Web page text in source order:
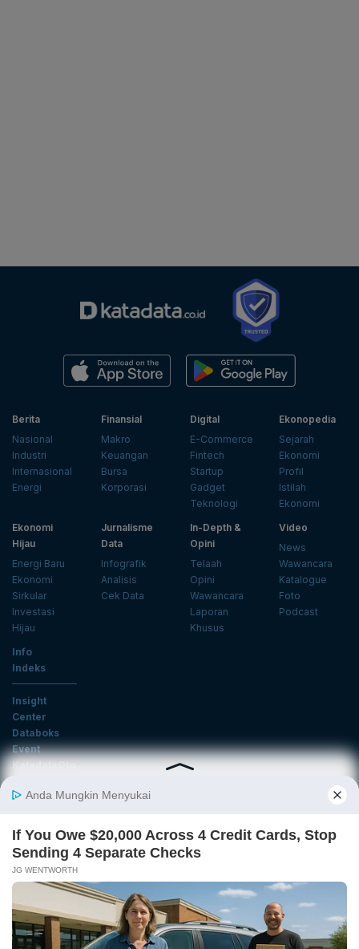
Berita
Nasional
Industri
Internasional
Energi
Finansial
Makro
Keuangan
Bursa
Korporasi
Digital
E-Commerce
Fintech
Startup
Gadget
Teknologi
Ekonopedia
Sejarah
Ekonomi
Profil
Istilah
Ekonomi
Ekonomi
Hijau
Energi Baru
Ekonomi
Sirkular
Investasi
Hijau
Jurnalisme
Data
Infografik
Analisis
Cek Data
In-Depth &
Opini
Telaah
Opini
Wawancara
Laporan
Khusus
Video
News
Wawancara
Katalogue
Foto
Podcast
Info
Indeks
Insight
Center
Databoks
Event
KatadataOto
Email
Daftar
Tentang Katadata Advertising Karier Pedoman Media Siber